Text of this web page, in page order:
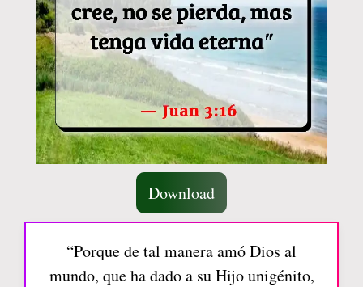
Download
“Porque de tal manera amó Dios al
mundo, que ha dado a su Hijo unigénito,